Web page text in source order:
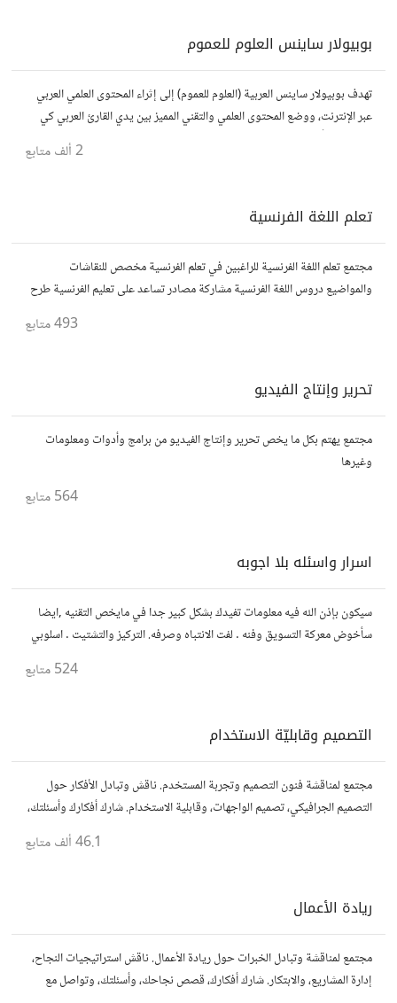
بوبيولار ساينس العلوم للعموم
تهدف بوبيولار ساينس العربية (العلوم للعموم) إلى إثراء المحتوى العلمي العربي
عبر الإنترنت، ووضع المحتوى العلمي والتقني المميز بين يدي القارئ العربي كي
2 ألف متابع
تعلم اللغة الفرنسية
مجتمع تعلم اللغة الفرنسية للراغبين في تعلم الفرنسية مخصص للنقاشات
والمواضيع دروس اللغة الفرنسية مشاركة مصادر تساعد على تعليم الفرنسية طرح
493متابع
تحرير وإنتاج الفيديو
مجتمع يهتم بكل ما يخص تحرير وإنتاج الفيديو من برامج وأدوات ومعلومات
وغيرها
564متابع
اسرار واسئله بلا اجوبه
سيكون بإذن الله فيه معلومات تفيدك بشكل كبير جدا في مايخص التقنيه ,ايضا
سأخوض معركة التسويق وفنه . لفت الانتباه وصرفه. التركيز والتشتيت . اسلوبي
524متابع
التصميم وقابليّة الاستخدام
مجتمع لمناقشة فنون التصميم وتجربة المستخدم. ناقش وتبادل الأفكار حول
التصميم الجرافيكي، تصميم الواجهات، وقابلية الاستخدام. شارك أفكارك وأسئلتك،
وتواصل مع مصممين ومتخصصين في تحسين تجربة المستخدم.
46.1 ألف متابع
ريادة الأعمال
مجتمع لمناقشة وتبادل الخبرات حول ريادة الأعمال. ناقش استراتيجيات النجاح،
إدارة المشاريع، والابتكار. شارك أفكارك، قصص نجاحك، وأسئلتك، وتواصل مع